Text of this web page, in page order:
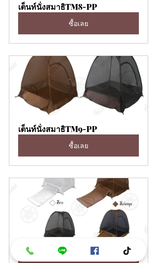
เต็นท์นั่งสมาธิTM8-PP
ซื้อเลย
เต็นท์นั่งสมาธิTM9-PP
ซื้อเลย
เต็นท์นั่งสมาธิ ( ยืดขา ) TM9-1-PP